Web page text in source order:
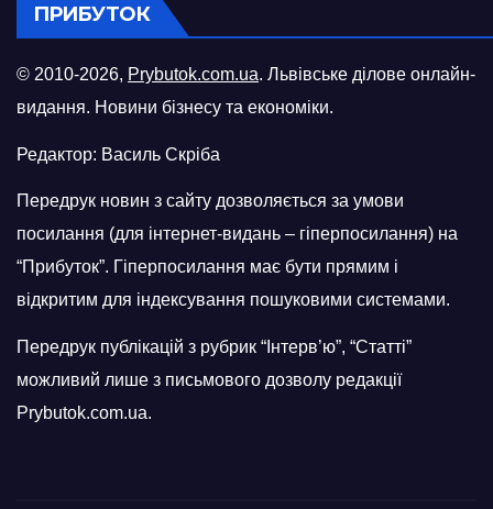
ПРИБУТОК
© 2010-2026, Prybutok.com.ua. Львівське ділове онлайн-
видання. Новини бізнесу та економіки.
Редактор: Василь Скріба
Передрук новин з сайту дозволяється за умови
посилання (для інтернет-видань – гіперпосилання) на
“Прибуток”. Гіперпосилання має бути прямим і
відкритим для індексування пошуковими системами.
Передрук публікацій з рубрик “Інтерв’ю”, “Статті”
можливий лише з письмового дозволу редакції
Prybutok.com.ua.